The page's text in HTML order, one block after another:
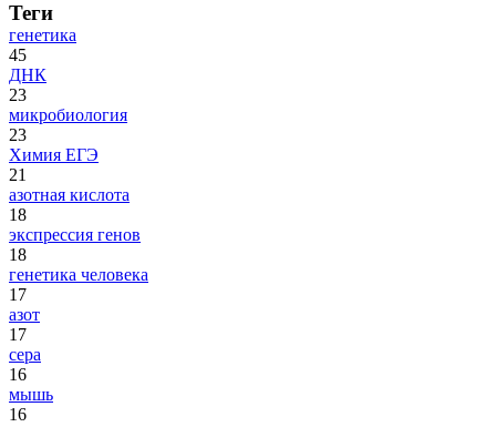
Теги
генетика
45
ДНК
23
микробиология
23
Химия ЕГЭ
21
азотная кислота
18
экспрессия генов
18
генетика человека
17
азот
17
сера
16
мышь
16